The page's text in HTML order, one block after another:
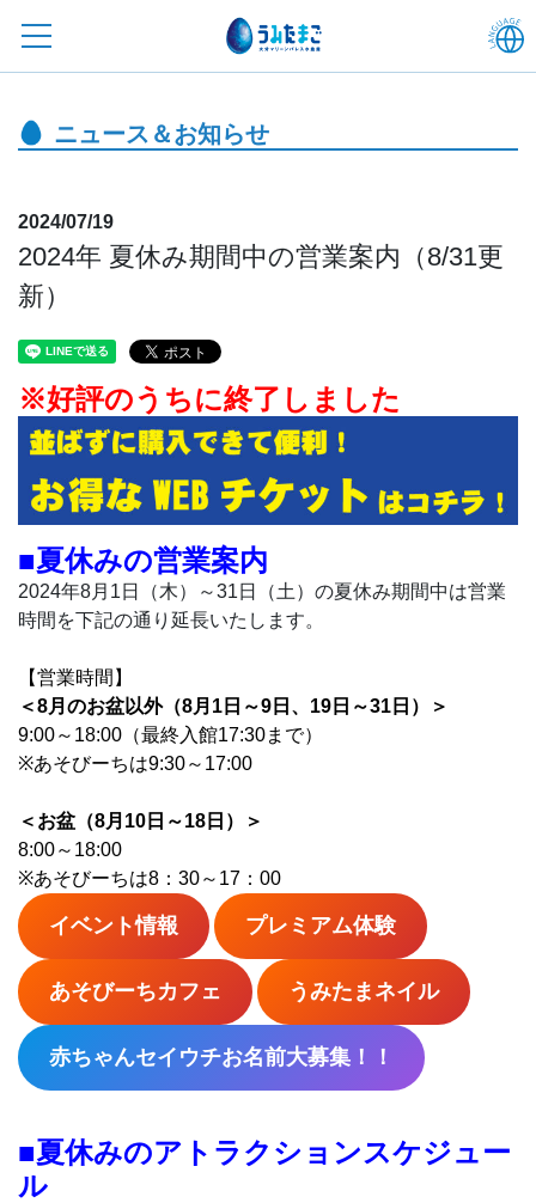
ニュース＆お知らせ
2024/07/19
2024年 夏休み期間中の営業案内（8/31更
新）
※好評のうちに終了しました
■夏休みの営業案内
2024年8月1日（木）～31日（土）の夏休み期間中は営業
時間を下記の通り延長いたします。
【営業時間】
＜8月のお盆以外（8月1日～9日、19日～31日）＞
9:00～18:00（最終入館17:30まで）
※あそびーちは9:30～17:00
＜お盆（8月10日～18日）＞
8:00～18:00
※あそびーちは8：30～17：00
イベント情報 プレミアム体験
あそびーちカフェ うみたまネイル
赤ちゃんセイウチお名前大募集！！
■夏休みのアトラクションスケジュー
ル